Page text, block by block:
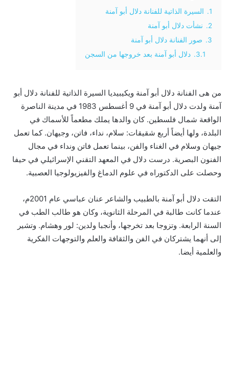
1.
السيرة الذاتية للفنانة دلال أبو آمنة
2.
نشأت دلال أبو آمنة
3.
صور الفنانة دلال أبو آمنة
3.1.
دلال أبو آمنة بعد خروجها من السجن
من هى الفنانة دلال أبو آمنة ويكيبيديا السيرة الذاتية للفنانة دلال أبو
آمنة ولدت دلال أبو آمنة في 9 أغسطس 1983 في مدينة الناصرة
الواقعة شمال فلسطين. كان والدها يملك مطعماً للأسماك في
البلدة، ولها أيضاً أربع شقيقات: سلام، نداء، فاتن، وجيهان. كما تعمل
جيهان وسلام في الغناء والفن، بينما تعمل فاتن ونداء في مجال
الفنون البصرية. درست دلال في المعهد التقني الإسرائيلي في حيفا
وحصلت على الدكتوراه في علوم الدماغ والفيزيولوجيا العصبية.
التقت دلال أبو آمنة بالطبيب والشاعر عنان عباسي عام 2001م،
عندما كانت طالبة في المرحلة الثانوية، وكان هو طالب الطب في
السنة الرابعة. وتزوجا بعد تخرجها، وأنجبا ولدين: لور وهشام. وتشير
إلى أنهما يشتركان في الفن والثقافة والعلم والتوجهات الفكرية
والعلمية أيضا.